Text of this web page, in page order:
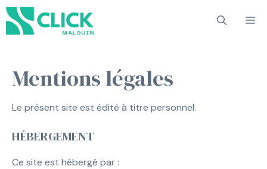
Aller
au
contenu
Mentions légales
Le présent site est édité à titre personnel.
HÉBERGEMENT
Ce site est hébergé par :